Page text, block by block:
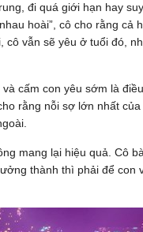
đi quá giới hạn hay
hoài”, cô cho rằng cả
vẫn sẽ yêu ở tuổi đó,
cấm con yêu sớm là
rằng nỗi sợ lớn nhất
mang lại hiệu quả. Cô
thành thì phải để con